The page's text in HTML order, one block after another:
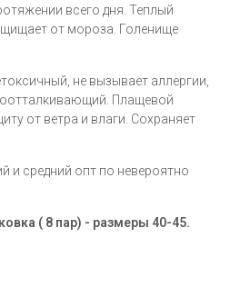
всего дня. Теплый
от мороза. Голенище
не вызывает аллергии,
Плащевой
от ветра и влаги. Сохраняет
и средний опт по невероятно
( 8 пар) - размеры 40-45​.